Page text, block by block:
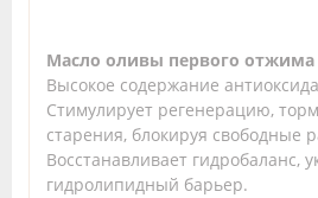
Масло оливы первого отжима
Высокое содержание
Стимулирует регенерацию,
старения, блокируя свободные
Восстанавливает гидробаланс,
гидролипидный барьер.